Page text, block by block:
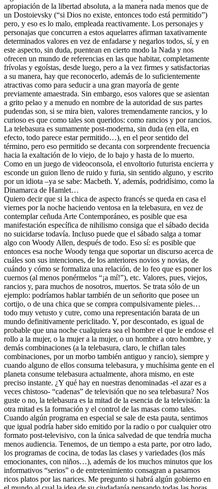
apropiación de la libertad absoluta, a la manera nada menos que de
un Dostoievsky (“si Dios no existe, entonces todo está permitido”)
pero, y eso es lo malo, empleada reactivamente. Los personajes y
personajas que concurren a estos aquelarres afirman taxativamente
determinados valores en vez de enfadarse y negarlos todos, sí, y en
este aspecto, sin duda, puentean en cierto modo la Nada y nos
ofrecen un mundo de referencias en las que habitar, completamente
frívolas y egoístas, desde luego, pero a la vez firmes y satisfactorias
a su manera, hay que reconocerlo, además de lo suficientemente
atractivas como para seducir a una gran mayoría de gente
previamente amaestrada. Sin embargo, esos valores que se asientan
a grito pelao y a menudo en nombre de la autoridad de sus partes
pudendas son, si se mira bien, valores tremendamente rancios, y lo
curioso es que como tales son queridos: como rancios y por rancios.
La telebasura es sumamente post-moderna, sin duda (en ella, en
efecto, todo parece estar permitido…), en el peor sentido del
término, pero eso permitido se decanta con sorprendente frecuencia
hacia la exaltación de lo viejo, de lo bajo y hasta de lo muerto.
Como en un juego de videoconsola, el envoltorio futurista encierra y
esconde un guion lleno de ruido y furia, sin sentido alguno, y escrito
por un idiota –ya se sabe: Macbeth. Y, además, podridísimo, como la
Dinamarca de Hamlet…
Quiero decir que si la chica de aspecto francés se queda en casa el
viernes por la noche haciendo ventosa en la telebasura, en vez de
contemplar ceñuda Arte Contemporáneo, es posible que esa
manifestación específica de nihilismo consiga que el sábado decida
no suicidarse todavía. Incluso puede que el sábado salga a tomar
algo con Woody Allen, después de todo. Eso sí: es posible que
entonces esa noche Woody tenga que soportar un discurso acerca de
cuáles son sus intenciones, de los anteriores novios y novias, de
cuándo y cómo se formaliza una relación, de lo feo que es poner los
cuernos (al menos ponérmelos “¡a mí!”), etc. Valores, pues, viejos,
rancios y, para muchos de nosotros, muertos. Se trata sólo de un
ejemplo: podríamos hablar también de un señorito que posee un
cortijo, o de una chica que se compra compulsivamente pieles…
todo muy vetusto y cutre, como una representación barata de un
mundo definitivamente periclitado. Y, por descontado, es igual de
probable que una noche cualquiera sea el hombre el que le endose el
rollo a la mujer, o la mujer a la mujer, o un hombre a otro hombre, y
demás combinaciones (a la telebasura, claro, le chiflan tales
combinaciones, por un morbo también antiguo y rancio), siempre y
cuando alguno de ellos consuma telebasura, y muchísima gente en el
planeta consume telebasura actualmente, ahora mismo, en este
preciso instante. ¿Y qué hay en nuestras denominadas -el azar es a
veces chistoso- “cadenas” de televisión que no sea telebasura? Nos
guste o no, la telebasura es la mitad de la esencia de la televisión: la
otra mitad es la formación y el control de las masas como tales.
Cuando algún programa en especial se sale de esta pauta, sentimos
que igual podría haber sido emitido por la radio o por cualquier otro
formato post-televisivo, con la única salvedad de que tendría mucha
menos audiencia. Tenemos, de un tiempo a esta parte, por otro lado,
los programas de cocina, de todas las clases y variedades (los más
emocionantes, con niños…), además de los muchos minutos que los
informativos “serios” o de entretenimiento consagran a pasarnos
ricos platos por las narices. Me pregunto si habrá algún gobierno en